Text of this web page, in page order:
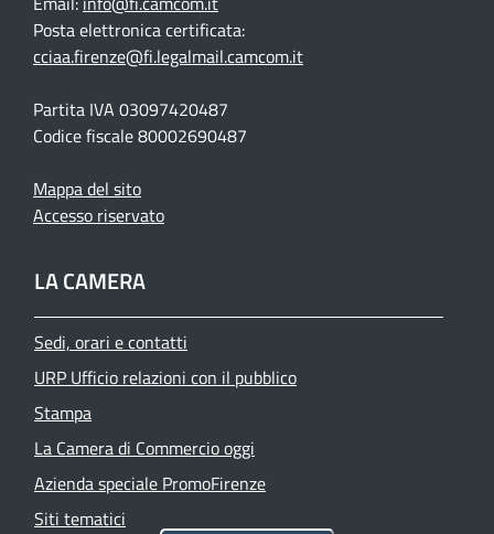
Posta elettronica certificata:
cciaa.firenze@fi.legalmail.camcom.it
Partita IVA 03097420487
Codice fiscale 80002690487
Mappa del sito
Accesso riservato
LA CAMERA
Sedi, orari e contatti
URP Ufficio relazioni con il pubblico
Stampa
La Camera di Commercio oggi
Azienda speciale PromoFirenze
Siti tematici